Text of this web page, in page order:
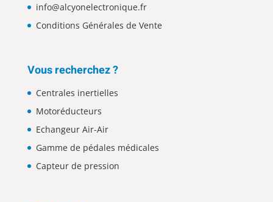
info@alcyonelectronique.fr
Conditions Générales de Vente
Vous recherchez ?
Centrales inertielles
Motoréducteurs
Echangeur Air-Air
Gamme de pédales médicales
Capteur de pression